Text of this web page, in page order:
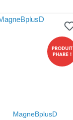
PRODUIT
PHARE !
MagneBplusD